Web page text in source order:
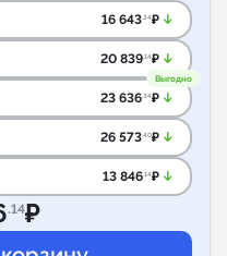
16 643.34₽ arrow_downward_alt
20 839.14₽ arrow_downward_alt
Выгодно
23 636.34₽ arrow_downward_alt
26 573.40₽ arrow_downward_alt
13 846.14₽ arrow_downward_alt
.14₽